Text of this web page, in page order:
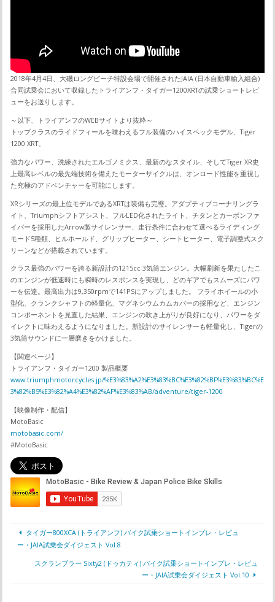
2018年4月4日、大磯ロングビーチ特設会場で開催されたJAIA (日本自動車輸入組合)
合同試乗会において収録したトライアンフ・タイガー1200XRTの試乗ショートレビ
ューをお送りします。
～以下、トライアンフのWEBサイトより抜粋～
トップクラスのライドフィールを味わえるフル装備のハイスペックモデル、Tiger
1200 XRT。
強力なパワー、洗練されたエルゴノミクス、最新のなスタイル、そしてTiger XR史
上最高レベルの最先端技術を備えたモーターサイクルは、オンロード性能を重視し
た究極のアドベンチャーを可能にします。
XRシリーズの最上位モデルであるXRTは装備も完璧。アダプティブコーナリングラ
イト、Triumphシフトアシスト、フルLED化されたライト、チタンとカーボンファ
イバーを採用したArrow製サイレンサー、走行条件に合わせて選べるライディング
モード5種類、ヒルホールド、グリップヒーター、シートヒーター、電子調整式スク
リーンなどが搭載されています。
クラス最強のパワーを誇る新設計の1215cc 3気筒エンジン。大幅刷新を果たしたこ
のエンジンが低速時にも瞬時のレスポンスを実現し、どのギアでもスムーズにパワ
ーを伝達。最高出力は9,350rpmで141PSにアップしました。 フライホイールの小
型化、クランクシャフトの軽量化、マグネシウムカムカバーの採用など、エンジン
コンポーネントを見直した結果、エンジンの吹き上がりが良好になり、パワーをダ
イレクトに味わえるようになりました。新設計のサイレンサーも軽量化し、Tigerの
3気筒サウンドに一層磨きをかけました。
【関連ページ】
トライアンフ・タイガー1200 製品概要
www.triumphmotorcycles.jp/%E3%83%A2%E3%83%BC%E3%82%BF%E3%83%BC%E
3%82%B5%E3%82%A4%E3%82%AF%E3%83%AB/adventure/tiger-1200
【映像制作・配信】
MotoBasic
motobasic.com/
#MotoBasic
タイガー800XCA (トライアンフ) バイク試乗ショートインプレ・レビュ
ー・JAIA試乗会ダイジェスト Vol.8
スクランブラー Sixty2 (ドゥカティ) バイク試乗ショートインプレ・レビュ
ー・JAIA試乗会ダイジェスト Vol.10